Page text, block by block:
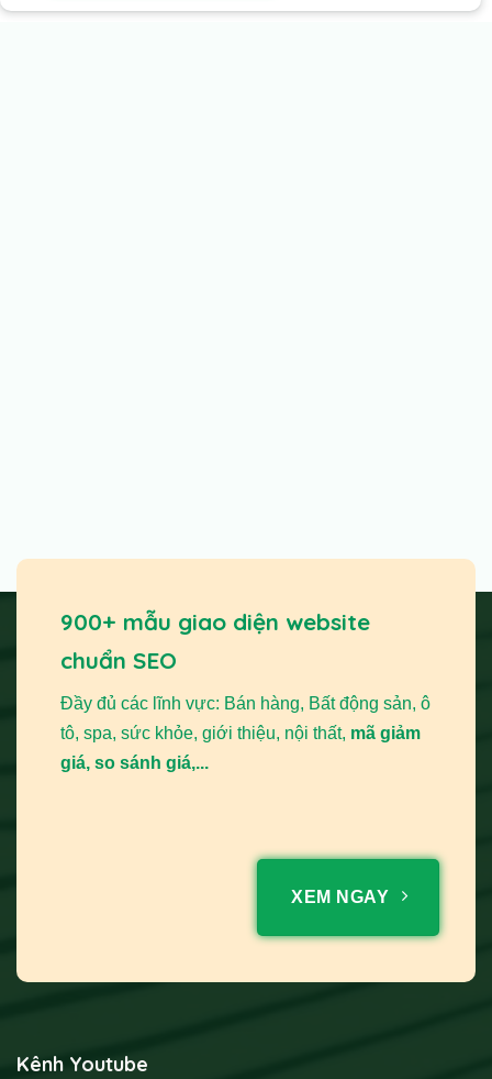
900+ mẫu giao diện website
chuẩn SEO
Đầy đủ các lĩnh vực: Bán hàng, Bất động sản, ô
tô, spa, sức khỏe, giới thiệu, nội thất, mã giảm
giá, so sánh giá,...
XEM NGAY
Kênh Youtube